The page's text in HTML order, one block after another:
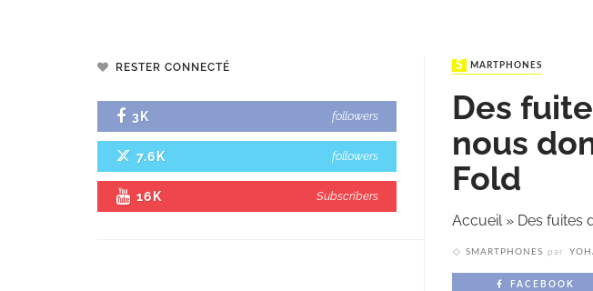
SMARTPHONES
Des
nous
Fold
Accueil» Des fuites
SMARTPHONES par
FACEBOOK
RESTER CONNECTÉ
3K followers
7.6K followers
16K Subscribers